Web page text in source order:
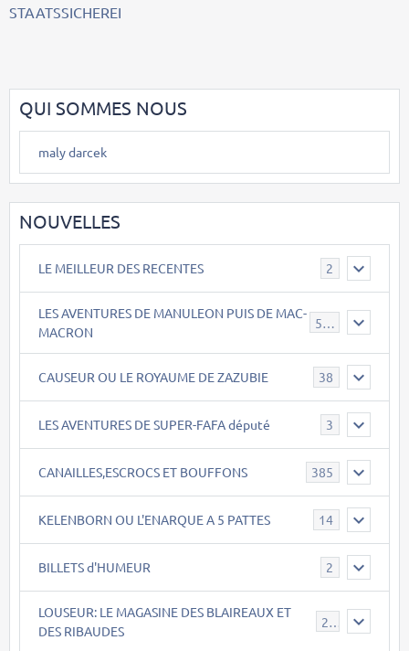
STAATSSICHEREI
QUI SOMMES NOUS
maly darcek
NOUVELLES
LE MEILLEUR DES RECENTES 2
LES AVENTURES DE MANULEON PUIS DE MAC-
MACRON
543
CAUSEUR OU LE ROYAUME DE ZAZUBIE 38
LES AVENTURES DE SUPER-FAFA député 3
CANAILLES,ESCROCS ET BOUFFONS 385
KELENBORN OU L'ENARQUE A 5 PATTES 14
BILLETS d'HUMEUR 2
LOUSEUR: LE MAGASINE DES BLAIREAUX ET
DES RIBAUDES
21